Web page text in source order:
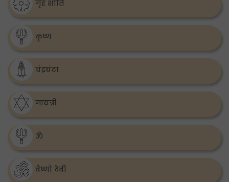
गृह शांति
कृष्ण
चंद्रघंटा
गायत्री
ॐ
वैष्णो देवी